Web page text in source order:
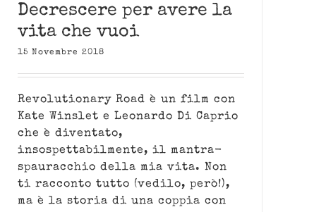
Decrescere per avere la
vita che vuoi
15 Novembre 2018
Revolutionary Road è un film con
Kate Winslet e Leonardo Di Caprio
che è diventato,
insospettabilmente, il mantra-
spauracchio della mia vita. Non
ti racconto tutto (vedilo, però!),
ma è la storia di una coppia con